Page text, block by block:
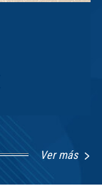
Ver más